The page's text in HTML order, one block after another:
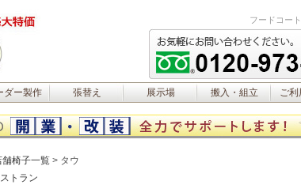
フードコー
ダー製作 張替え 展示場 搬入・組立 ご利
舗椅子一覧
タウ
トラン